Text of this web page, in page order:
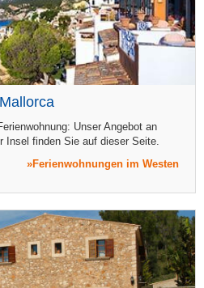
Unser Angebot an
Insel finden Sie auf dieser Seite.
Ferienwohnungen im Westen